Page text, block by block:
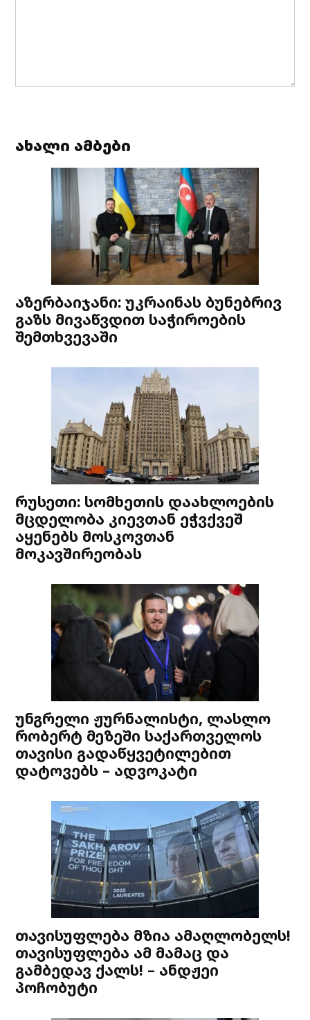
ახალი ამბები
აზერბაიჯანი: უკრაინას ბუნებრივ
გაზს მივაწვდით საჭიროების
შემთხვევაში
რუსეთი: სომხეთის დაახლოების
მცდელობა კიევთან ეჭვქვეშ
აყენებს მოსკოვთან
მოკავშირეობას
უნგრელი ჟურნალისტი, ლასლო
რობერტ მეზეში საქართველოს
თავისი გადაწყვეტილებით
დატოვებს – ადვოკატი
თავისუფლება მზია ამაღლობელს!
თავისუფლება ამ მამაც და
გამბედავ ქალს! – ანდჟეი
პოჩობუტი